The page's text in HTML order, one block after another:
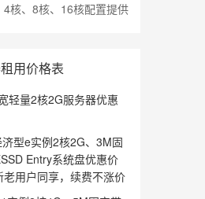
核、8核、16核配置提供
用价格表
轻量2核2G服务器优惠
型e实例2核2G、3M固
Entry系统盘优惠价
用户同享，续费不涨价